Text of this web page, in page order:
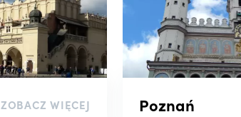
ZOBACZ WIĘCEJ Poznań